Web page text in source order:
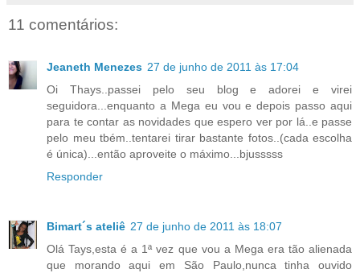
11 comentários:
Jeaneth Menezes 27 de junho de 2011 às 17:04
Oi Thays..passei pelo seu blog e adorei e virei
seguidora...enquanto a Mega eu vou e depois passo aqui
para te contar as novidades que espero ver por lá..e passe
pelo meu tbém..tentarei tirar bastante fotos..(cada escolha
é única)...então aproveite o máximo...bjusssss
Responder
Bimart´s ateliê 27 de junho de 2011 às 18:07
Olá Tays,esta é a 1ª vez que vou a Mega era tão alienada
que morando aqui em São Paulo,nunca tinha ouvido